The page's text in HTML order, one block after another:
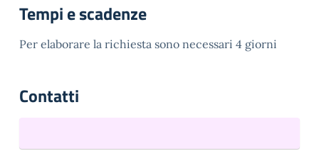
Tempi e scadenze
Per elaborare la richiesta sono necessari 4 giorni
Contatti